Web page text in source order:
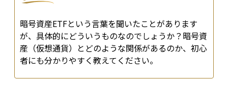
暗号資産ETFという言葉を聞いたことがあります
が、具体的にどういうものなのでしょうか？暗号資
産（仮想通貨）とどのような関係があるのか、初心
者にも分かりやすく教えてください。